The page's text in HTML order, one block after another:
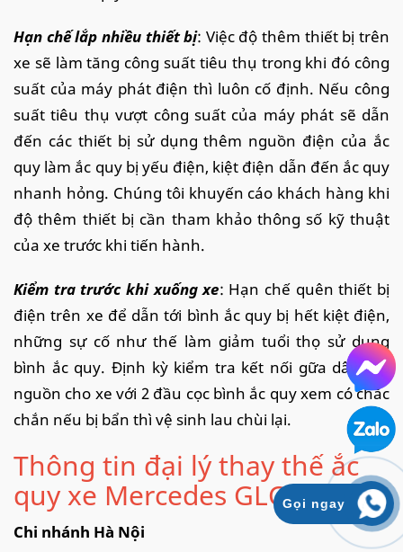
Hạn chế lắp nhiều thiết bị: Việc độ thêm thiết bị trên
xe sẽ làm tăng công suất tiêu thụ trong khi đó công
suất của máy phát điện thì luôn cố định. Nếu công
suất tiêu thụ vượt công suất của máy phát sẽ dẫn
đến các thiết bị sử dụng thêm nguồn điện của ắc
quy làm ắc quy bị yếu điện, kiệt điện dẫn đến ắc quy
nhanh hỏng. Chúng tôi khuyến cáo khách hàng khi
độ thêm thiết bị cần tham khảo thông số kỹ thuật
của xe trước khi tiến hành.
Kiểm tra trước khi xuống xe: Hạn chế quên thiết bị
điện trên xe để dẫn tới bình ắc quy bị hết kiệt điện,
những sự cố như thế làm giảm tuổi thọ sử dụng
bình ắc quy. Định kỳ kiểm tra kết nối gữa dây cấp
nguồn cho xe với 2 đầu cọc bình ắc quy xem có chắc
chắn nếu bị bẩn thì vệ sinh lau chùi lại.
Thông tin đại lý thay thế ắc
quy xe Mercedes GLC 250
Chi nhánh Hà Nội
Gọi ngay